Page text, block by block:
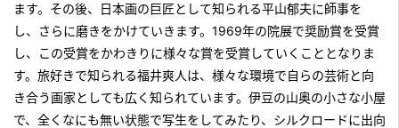
ます。その後、日本画の巨匠として知られる平山郁夫に師事を
し、さらに磨きをかけていきます。1969年の院展で奨励賞を受賞
し、この受賞をかわきりに様々な賞を受賞していくこととなりま
す。旅好きで知られる福井爽人は、様々な環境で自らの芸術と向
き合う画家としても広く知られています。伊豆の山奥の小さな小屋
で、全くなにも無い状態で写生をしてみたり、シルクロードに出向